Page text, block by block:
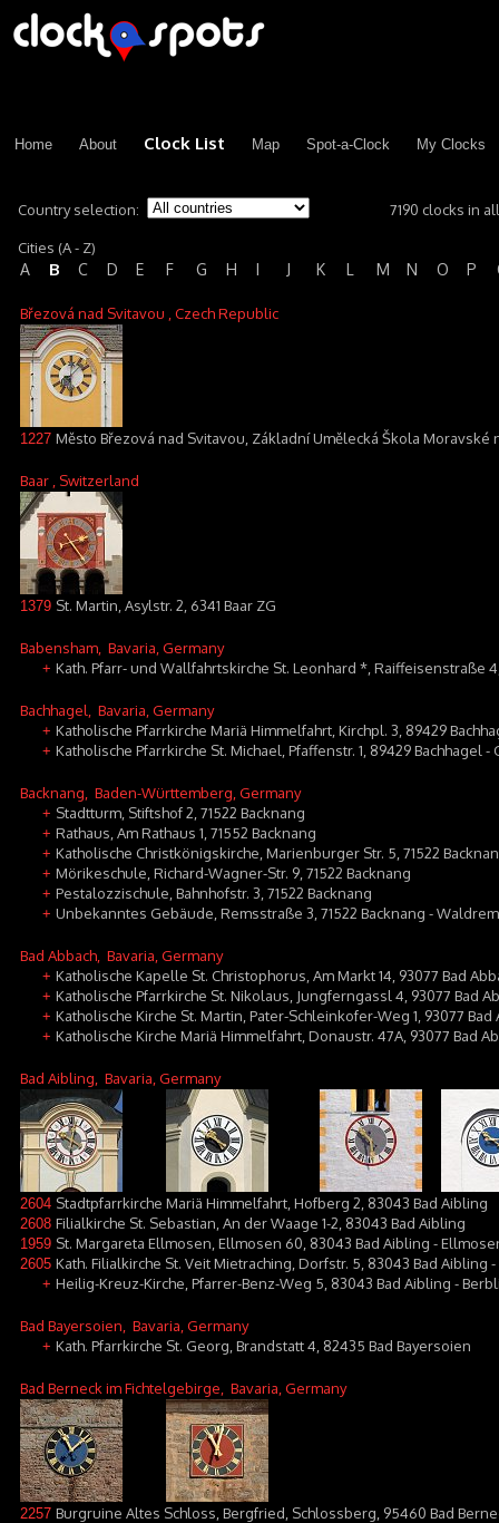
Home About Clock List Map Spot-a-Clock My Clocks
Country selection: 7190 clocks in
Cities (A - Z)
A B C D E F G H I J K L M N O P
Březová nad Svitavou , Czech Republic
1227 Město Březová nad Svitavou, Základní Umělecká Škola Moravské
Baar , Switzerland
1379 St. Martin, Asylstr. 2, 6341 Baar ZG
Babensham , Bavaria, Germany
+ Kath. Pfarr- und Wallfahrtskirche St. Leonhard *, Raiffeisenstraße
Bachhagel , Bavaria, Germany
+ Katholische Pfarrkirche Mariä Himmelfahrt, Kirchpl. 3, 89429
+ Katholische Pfarrkirche St. Michael, Pfaffenstr. 1, 89429 Bachhagel
Backnang , Baden-Württemberg, Germany
+ Stadtturm, Stiftshof 2, 71522 Backnang
+ Rathaus, Am Rathaus 1, 71552 Backnang
+ Katholische Christkönigskirche, Marienburger Str. 5, 71522
+ Mörikeschule, Richard-Wagner-Str. 9, 71522 Backnang
+ Pestalozzischule, Bahnhofstr. 3, 71522 Backnang
+ Unbekanntes Gebäude, Remsstraße 3, 71522 Backnang -
Bad Abbach , Bavaria, Germany
+ Katholische Kapelle St. Christophorus, Am Markt 14, 93077 Bad
+ Katholische Pfarrkirche St. Nikolaus, Jungferngassl 4, 93077 Bad
+ Katholische Kirche St. Martin, Pater-Schleinkofer-Weg 1, 93077 Bad
+ Katholische Kirche Mariä Himmelfahrt, Donaustr. 47A, 93077 Bad
Bad Aibling , Bavaria, Germany
2604 Stadtpfarrkirche Mariä Himmelfahrt, Hofberg 2, 83043 Bad Aibling
2608 Filialkirche St. Sebastian, An der Waage 1-2, 83043 Bad Aibling
1959 St. Margareta Ellmosen, Ellmosen 60, 83043 Bad Aibling -
2605 Kath. Filialkirche St. Veit Mietraching, Dorfstr. 5, 83043 Bad Aibling
+ Heilig-Kreuz-Kirche, Pfarrer-Benz-Weg 5, 83043 Bad Aibling -
Bad Bayersoien , Bavaria, Germany
+ Kath. Pfarrkirche St. Georg, Brandstatt 4, 82435 Bad Bayersoien
Bad Berneck im Fichtelgebirge , Bavaria, Germany
2257 Burgruine Altes Schloss, Bergfried, Schlossberg, 95460 Bad